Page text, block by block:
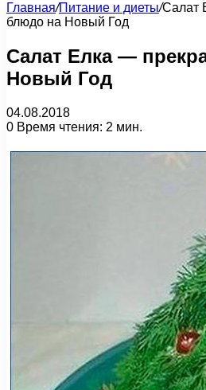
Главная/Питание и диеты/Салат
блюдо на Новый Год
Салат Елка —
Новый Год
04.08.2018
0 Время чтения: 2 мин.